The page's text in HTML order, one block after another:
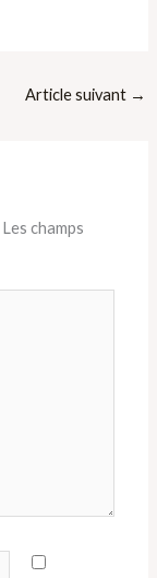
Article suivant →
Les champs